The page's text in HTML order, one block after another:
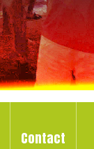
Contact